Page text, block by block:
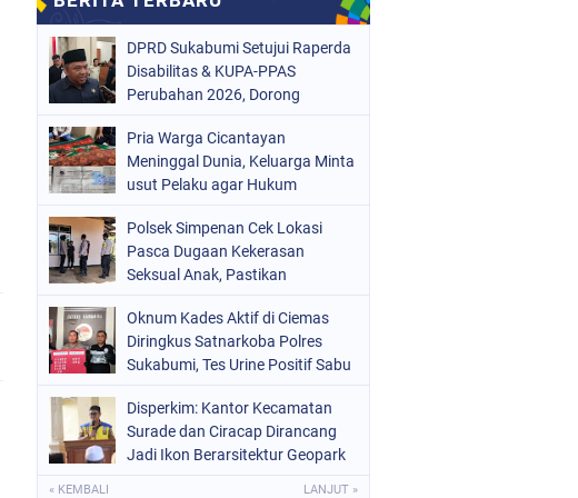
DPRD Sukabumi Setujui Raperda
Disabilitas & KUPA-PPAS
Perubahan 2026, Dorong
Pria Warga Cicantayan
Meninggal Dunia, Keluarga Minta
usut Pelaku agar Hukum
Polsek Simpenan Cek Lokasi
Pasca Dugaan Kekerasan
Seksual Anak, Pastikan
Oknum Kades Aktif di Ciemas
Diringkus Satnarkoba Polres
Sukabumi, Tes Urine Positif Sabu
Disperkim: Kantor Kecamatan
Surade dan Ciracap Dirancang
Jadi Ikon Berarsitektur Geopark
« KEMBALI LANJUT »